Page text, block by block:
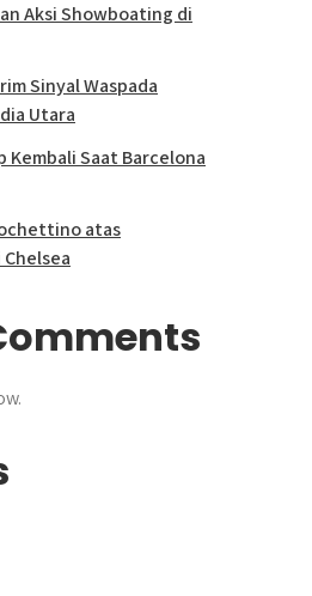
Aksi Showboating di
Sinyal Waspada
Utara
Kembali Saat Barcelona
atas